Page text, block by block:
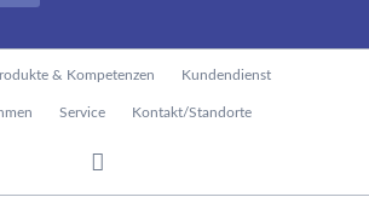
& Kompetenzen Kundendienst
Service Kontakt/Standorte